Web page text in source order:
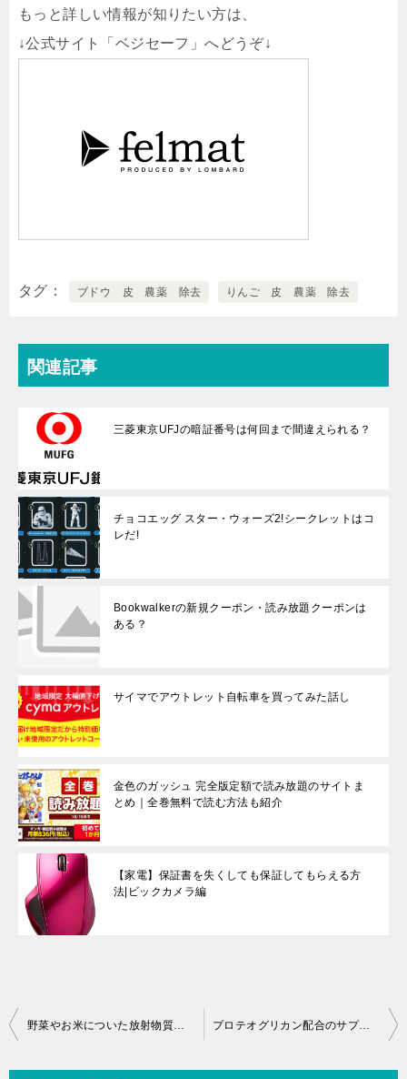
もっと詳しい情報が知りたい方は、
↓公式サイト「ベジセーフ」へどうぞ↓
タグ ブドウ 皮 農薬 除去 りんご 皮 農薬 除去
関連記事
三菱東京UFJの暗証番号は何回まで間違えられる？
チョコエッグ スター・ウォーズ2!シークレットはコ
レだ!
Bookwalkerの新規クーポン・読み放題クーポンは
ある？
サイマでアウトレット自転車を買ってみた話し
金色のガッシュ 完全版定額で読み放題のサイトま
とめ｜全巻無料で読む方法も紹介
【家電】保証書を失くしても保証してもらえる方
法|ビックカメラ編
投
野菜やお米についた放射物質除去してくれる専用水『ベジセーフ』がスゴい！ プロテオグリカン配合のサプリメントの選び方